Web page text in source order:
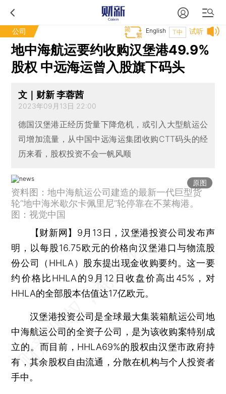
公司 试听
T中
English
地中海航运要约收购汉堡港49.9%
股权 中远海运曾入股旗下码头
文｜财新 李蓉茜
2023年09月13日 22:00
德国汉堡港正经历货量下降危机，或引入大型航运公
司增加流量，从中国中远海运集团收购CTT码头的经
历来看，股权投资不会一帆风顺
原图
资料图：地中海航运公司建造的最新一代巨型货
轮“地中海米歇尔卡佩里尼”轮停靠在不莱梅港。
图：视觉中国
【财新网】 9月13日，汉堡港投资公司发布声
明，以每股16.75欧元的价格向汉堡港口与物流股
份公司（HHLA）股东提出现金收购要约。这一要
约价格比HHLA的9月12日收盘价高出45%，对
HHLA的全部股本估值达17亿欧元。
汉堡港投资公司是全球最大集装箱航运公司地
中海航运公司的全资子公司，是为该收购案特别成
立的。而目前，HHLA69%的股权由汉堡市政府持
有，其余股权自由流通，分散在机构与个人投资者
手中。